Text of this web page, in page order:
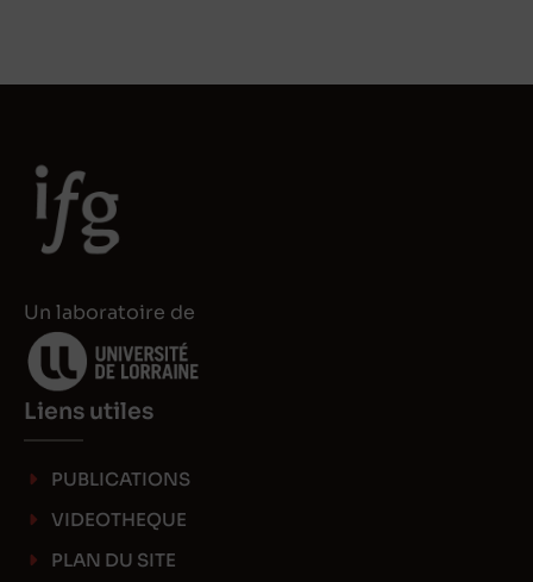
I
n
Un laboratoire de
Liens utiles
PUBLICATIONS
VIDEOTHEQUE
PLAN DU SITE